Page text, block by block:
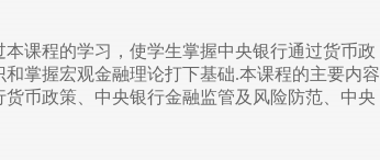
课程的学习，使学生掌握中央银行通过货币政
掌握宏观金融理论打下基础.本课程的主要内容
币政策、中央银行金融监管及风险防范、中央